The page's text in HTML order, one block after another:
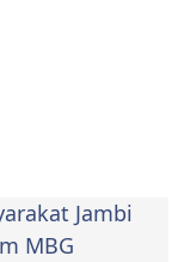
Jambi
MBG